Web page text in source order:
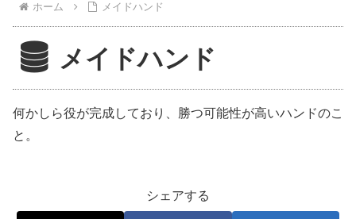
ホーム メイドハンド
メイドハンド
何かしら役が完成しており、勝つ可能性が高いハンドのこ
と。
シェアする